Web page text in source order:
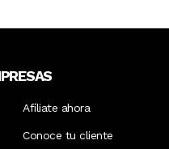
Afíliate ahora
Conoce tu cliente